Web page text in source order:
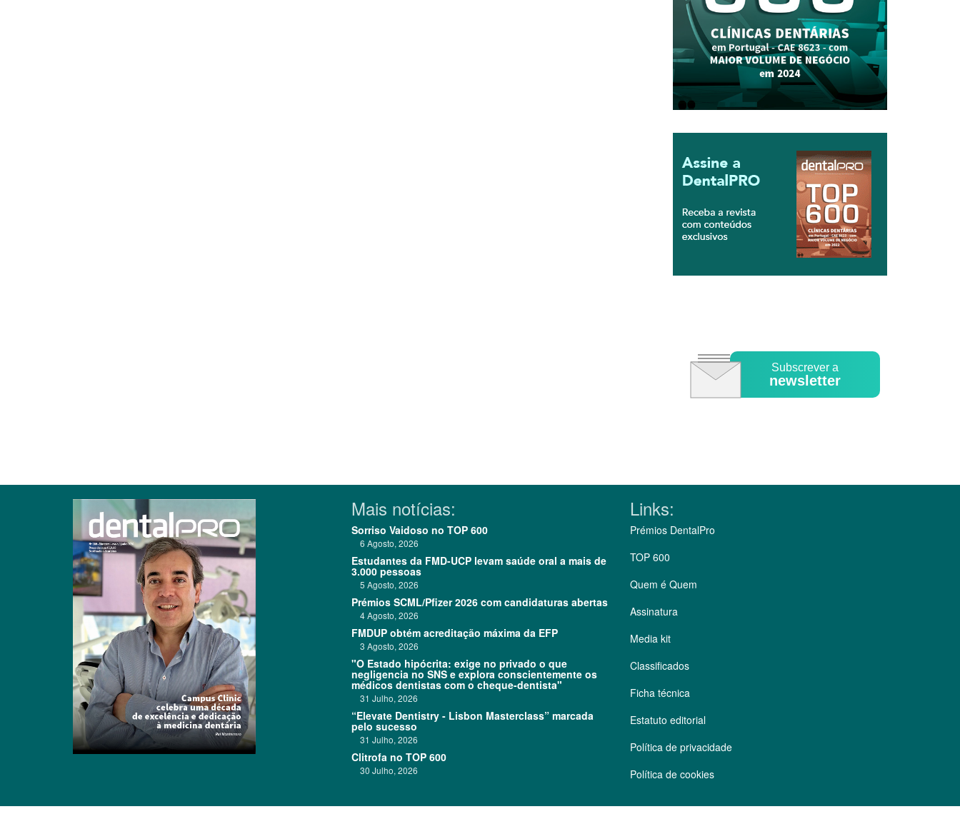
Subscrever a
newsletter
Clique para ler
Mais notícias:
Sorriso Vaidoso no TOP 600
6 Agosto, 2026
Estudantes da FMD-UCP levam saúde oral a mais de
3.000 pessoas
5 Agosto, 2026
Prémios SCML/Pfizer 2026 com candidaturas abertas
4 Agosto, 2026
FMDUP obtém acreditação máxima da EFP
3 Agosto, 2026
"O Estado hipócrita: exige no privado o que
negligencia no SNS e explora conscientemente os
médicos dentistas com o cheque-dentista"
31 Julho, 2026
“Elevate Dentistry - Lisbon Masterclass” marcada
pelo sucesso
31 Julho, 2026
Clitrofa no TOP 600
30 Julho, 2026
Links:
Prémios DentalPro
TOP 600
Quem é Quem
Assinatura
Media kit
Classificados
Ficha técnica
Estatuto editorial
Política de privacidade
Política de cookies